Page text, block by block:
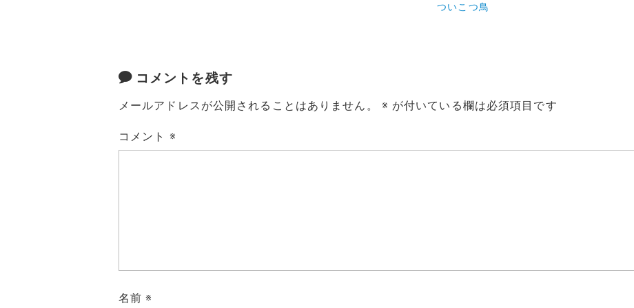
ついこつ鳥
コメントを残す
メールアドレスが公開されることはありません。 ※ が付いている欄は必須項目です
コメント ※
名前※